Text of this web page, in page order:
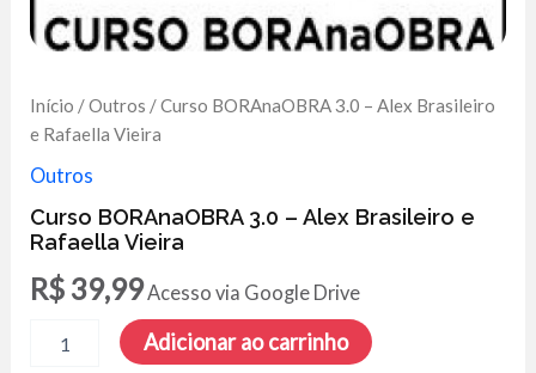
Início /Outros / Curso BORAnaOBRA 3.0 – Alex Brasileiro
e Rafaella Vieira
Outros
Curso BORAnaOBRA 3.0 – Alex Brasileiro e
Rafaella Vieira
R$ 39,99Acesso via Google Drive
BORAnaOBRA Adicionar ao carrinho